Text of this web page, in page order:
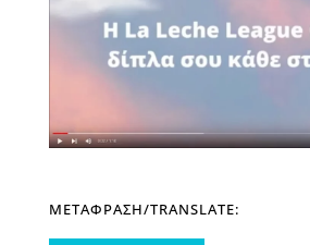
ΜΕΤΑΦΡΑΣΗ/TRANSLATE: